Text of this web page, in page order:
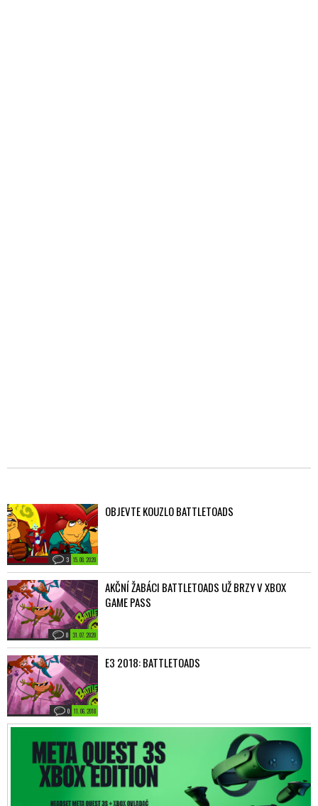
15. 08. 2020
3
OBJEVTE KOUZLO BATTLETOADS
31. 07. 2020
0
AKČNÍ ŽABÁCI BATTLETOADS UŽ BRZY V XBOX
GAME PASS
11. 06. 2018
0
E3 2018: BATTLETOADS